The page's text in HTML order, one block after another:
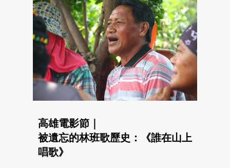
高雄電影節｜
被遺忘的林班歌歷史：《誰在山上
唱歌》